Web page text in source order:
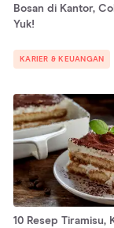
Bosan di Kantor,
Yuk!
KARIER & KEUANGAN
10 Resep Tiramisu,